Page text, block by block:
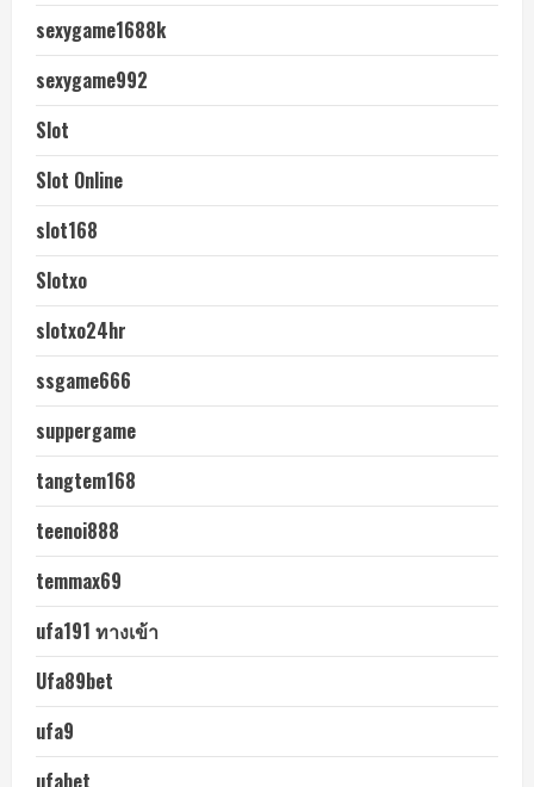
sexygame1688k
sexygame992
Slot
Slot Online
slot168
Slotxo
slotxo24hr
ssgame666
suppergame
tangtem168
teenoi888
temmax69
ufa191 ทางเข้า
Ufa89bet
ufa9
ufabet